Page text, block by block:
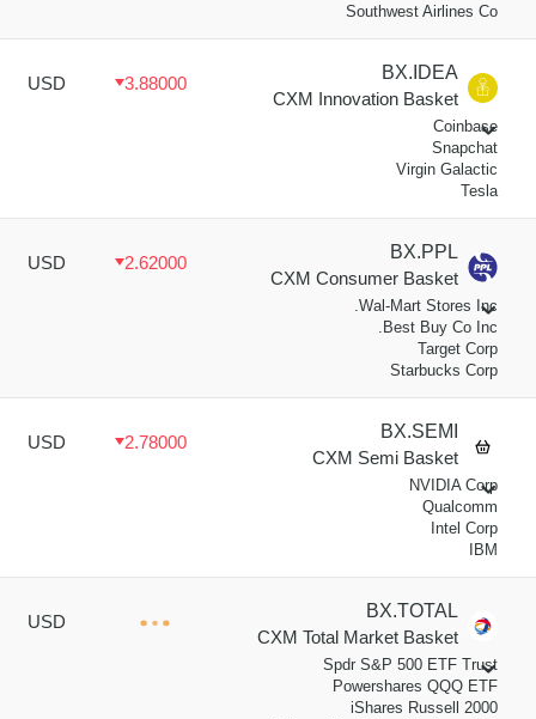
Southwest Airlines Co
BX.IDEA
CXM Innovation Basket
Coinbase
Snapchat
Virgin Galactic
Tesla
3.88000
USD
BX.PPL
CXM Consumer Basket
Wal-Mart Stores Inc.
Best Buy Co Inc.
Target Corp
Starbucks Corp
2.62000
USD
BX.SEMI
CXM Semi Basket
NVIDIA Corp
Qualcomm
Intel Corp
IBM
2.78000
USD
BX.TOTAL
CXM Total Market Basket
Spdr S&P 500 ETF Trust
Powershares QQQ ETF
iShares Russell 2000
USD